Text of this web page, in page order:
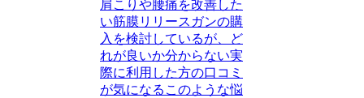
肩こりや腰痛を改善した
い筋膜リリースガンの購
入を検討しているが、ど
れが良いか分からない実
際に利用した方の口コミ
が気になるこのような悩